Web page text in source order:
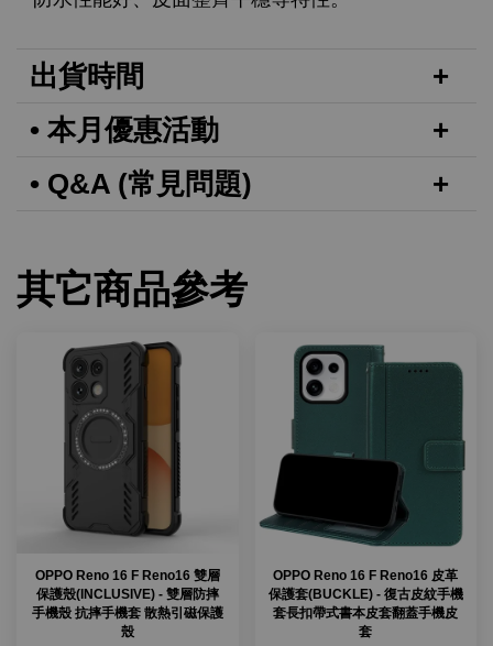
出貨時間
• 本月優惠活動
• Q&A (常見問題)
其它商品參考
OPPO Reno 16 F Reno16 雙層
保護殼(INCLUSIVE) - 雙層防摔
手機殼 抗摔手機套 散熱引磁保護
殼
OPPO Reno 16 F Reno16 皮革
保護套(BUCKLE) - 復古皮紋手機
套長扣帶式書本皮套翻蓋手機皮
套